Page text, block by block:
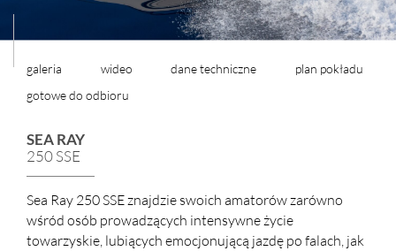
galeria wideo dane techniczne
plan pokładu
gotowe do odbioru
SEA RAY
250 SSE
Sea Ray 250 SSE znajdzie swoich amatorów zarówno
wśród osób prowadzących intensywne życie
towarzyskie, lubiących emocjonującą jazdę po falach, jak